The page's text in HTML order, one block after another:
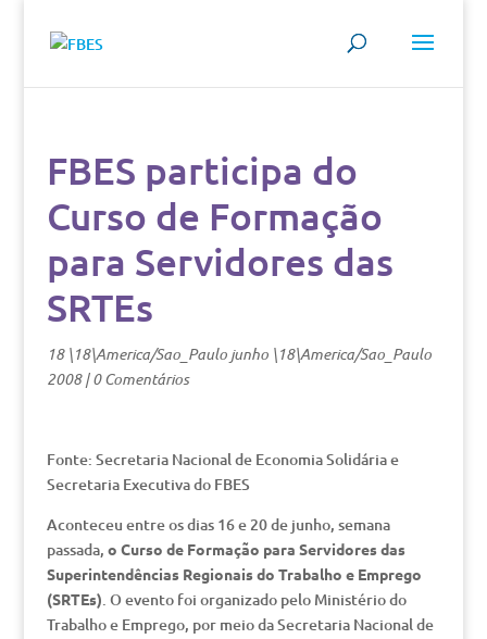
FBES participa do
Curso de Formação
para Servidores das
SRTEs
18 \18\America/Sao_Paulo junho \18\America/Sao_Paulo
2008|0 Comentários
Fonte: Secretaria Nacional de Economia Solidária e
Secretaria Executiva do FBES
Aconteceu entre os dias 16 e 20 de junho, semana
passada, o Curso de Formação para Servidores das
Superintendências Regionais do Trabalho e Emprego
(SRTEs). O evento foi organizado pelo Ministério do
Trabalho e Emprego, por meio da Secretaria Nacional de